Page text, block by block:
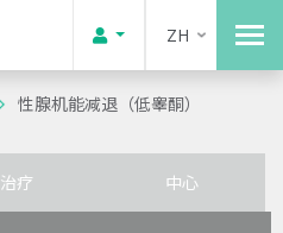
ZH
性腺机能减退（低睾酮）
治疗 中心